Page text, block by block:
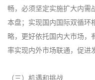
畅，必须坚定实施扩大内需
本盘；实现国内国际双循环
略，更好依托国内大市场，
率实现内外市场联通，促进
（三）机遇和挑战